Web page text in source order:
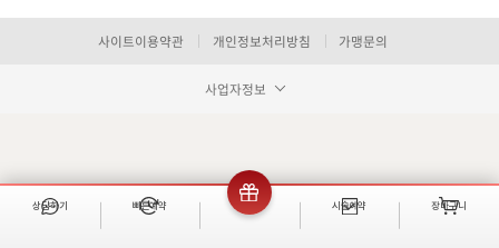
사이트이용약관 개인정보처리방침 가맹문의
사업자정보
상담하기 빠른예약 이벤트 시술예약 장바구니